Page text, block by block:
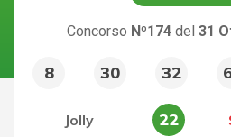
Concorso Nº174 del 31
8 30 32
Jolly 22